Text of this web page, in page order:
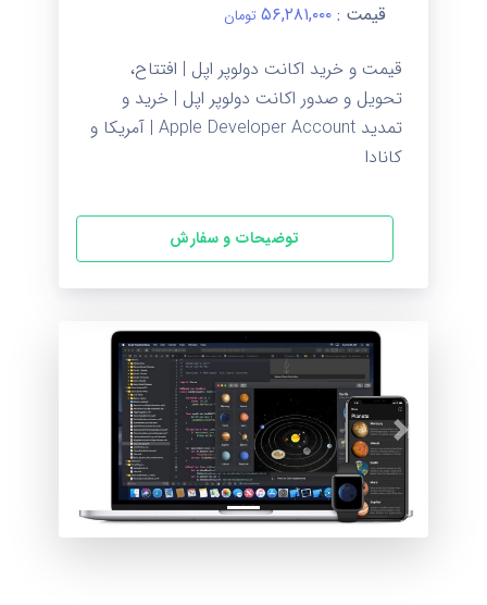
قیمت : ۵۶,۲۸۱,۰۰۰ تومان
قیمت و خرید اکانت دولوپر اپل | افتتاح،
تحویل و صدور اکانت دولوپر اپل | خرید و
تمدید Apple Developer Account | آمریکا و
کانادا
توضیحات و سفارش
بعدی